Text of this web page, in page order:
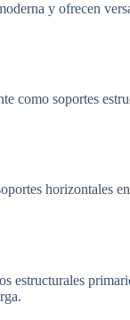
y ofrecen
como soportes
horizontales
estructurales